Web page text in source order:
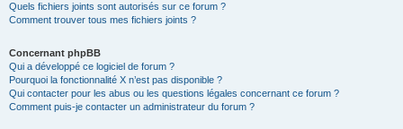
Quels fichiers joints sont autorisés sur ce forum ?
Comment trouver tous mes fichiers joints ?
Concernant phpBB
Qui a développé ce logiciel de forum ?
Pourquoi la fonctionnalité X n’est pas disponible ?
Qui contacter pour les abus ou les questions légales concernant ce forum ?
Comment puis-je contacter un administrateur du forum ?